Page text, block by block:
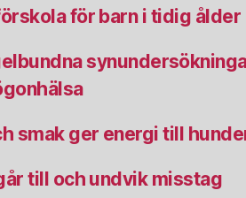
för barn i tidig ålder
smak ger energi till
till och undvik misstag